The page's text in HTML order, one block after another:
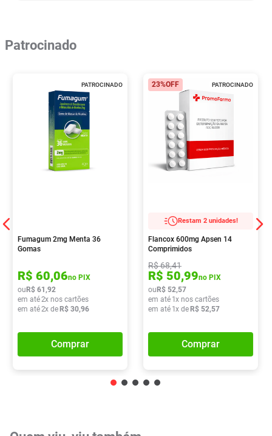
Patrocinado
PATROCINADO
Fumagum 2mg Menta 36
Gomas
R$ 60,06no PIX
ou R$ 61 ,92
em até2x nos cartões
em até2x de R$ 30,96
Comprar
PATROCINADO
23%OFF
Restam 2 unidades!
Flancox 600mg Apsen 14
Comprimidos
R$68,41
R$ 50,99no PIX
ou R$ 52,57
em até 1x nos cartões
em até 1x de R$ 52,57
Comprar